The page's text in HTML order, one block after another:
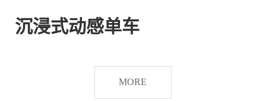
燃
沉浸式动感单车
MORE